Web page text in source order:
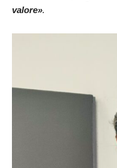
valore».